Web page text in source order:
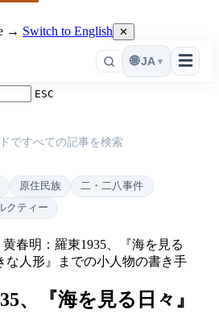
→ Switch to English ✕
☰
🌐 JA ▾
ESC
ですべての記事を検索
原住民族
二・二八事件
クティー
黄春明：羅東1935、『海を見る
な人形』までの小人物の書き手
、『海を見る日々』